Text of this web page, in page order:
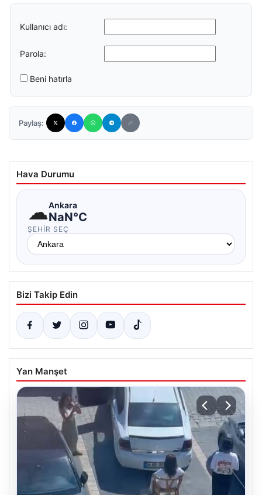
Kullanıcı adı:
Parola:
Beni hatırla
Paylaş:
Hava Durumu
☁Ankara
NaN°C
ŞEHIR SEÇ
Bizi Takip Edin
Yan Manşet